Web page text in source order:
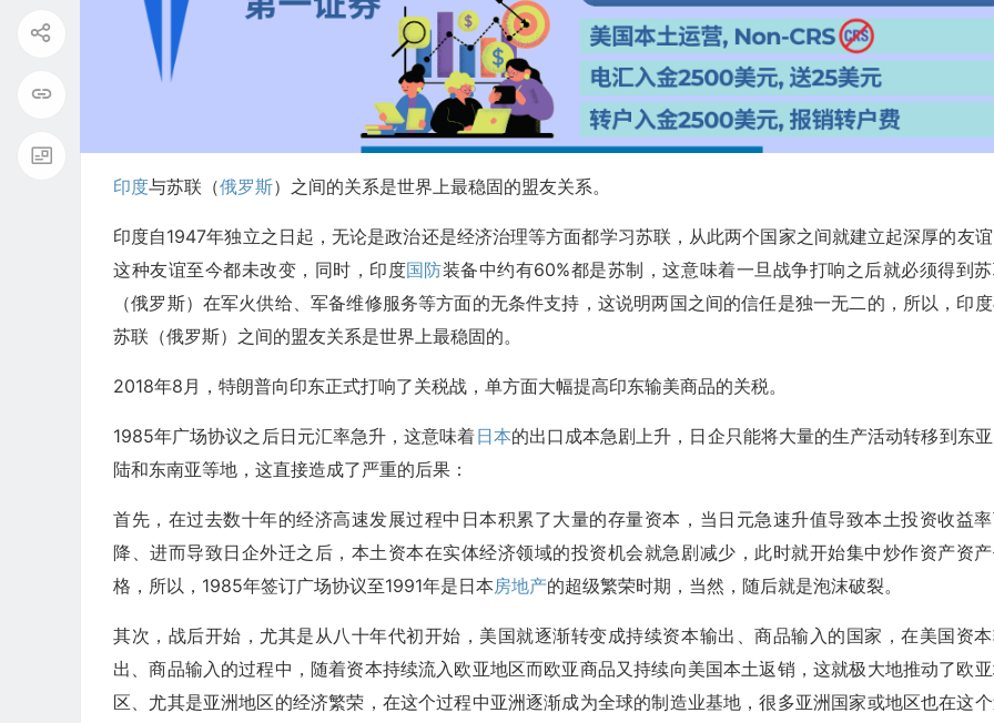
印度与苏联（俄罗斯）之间的关系是世界上最稳固的盟友关系。
印度自1947年独立之日起，无论是政治还是经济治理等方面都学习苏联，从此两个国家之间就建立起深厚的友
这种友谊至今都未改变，同时，印度国防装备中约有60%都是苏制，这意味着一旦战争打响之后就必须得到
（俄罗斯）在军火供给、军备维修服务等方面的无条件支持，这说明两国之间的信任是独一无二的，所以，印
苏联（俄罗斯）之间的盟友关系是世界上最稳固的。
2018年8月，特朗普向印东正式打响了关税战，单方面大幅提高印东输美商品的关税。
1985年广场协议之后日元汇率急升，这意味着日本的出口成本急剧上升，日企只能将大量的生产活动转移到东
陆和东南亚等地，这直接造成了严重的后果：
首先，在过去数十年的经济高速发展过程中日本积累了大量的存量资本，当日元急速升值导致本土投资收益
降、进而导致日企外迁之后，本土资本在实体经济领域的投资机会就急剧减少，此时就开始集中炒作资产资
格，所以，1985年签订广场协议至1991年是日本房地产的超级繁荣时期，当然，随后就是泡沫破裂。
其次，战后开始，尤其是从八十年代初开始，美国就逐渐转变成持续资本输出、商品输入的国家，在美国资
出、商品输入的过程中，随着资本持续流入欧亚地区而欧亚商品又持续向美国本土返销，这就极大地推动了欧
区、尤其是亚洲地区的经济繁荣，在这个过程中亚洲逐渐成为全球的制造业基地，很多亚洲国家或地区也在这